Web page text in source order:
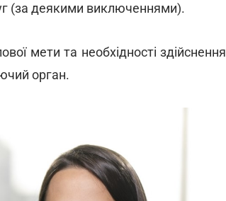
(за деякими виключеннями).
мети та необхідності здійснення
орган.